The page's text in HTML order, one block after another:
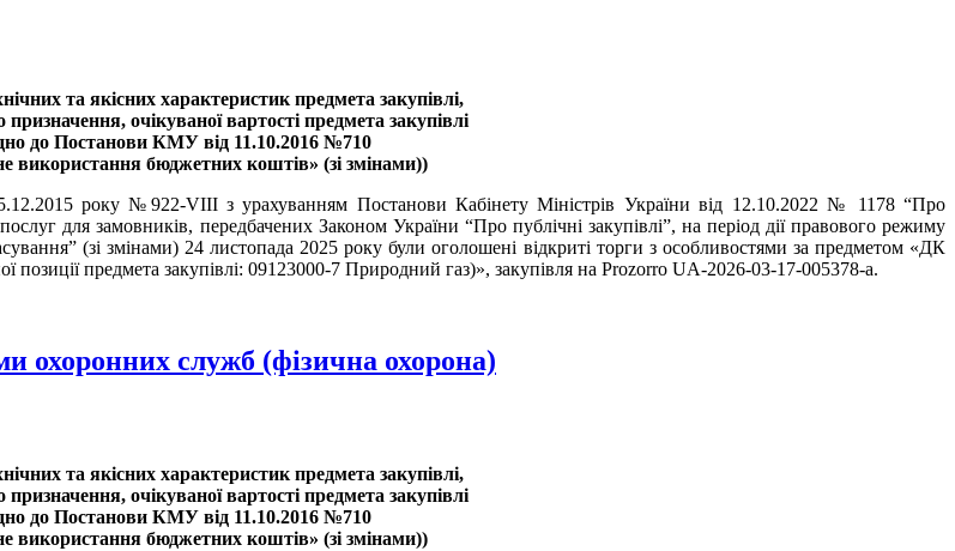
та якісних характеристик предмета закупівлі,
очікуваної вартості предмета закупівлі
до Постанови КМУ від 11.10.2016 №710
використання бюджетних коштів» (зі змінами))
року №922-VIII з урахуванням Постанови Кабінету Міністрів України від 12.10.2022 № 1178 “Про
для замовників, передбачених Законом України “Про публічні закупівлі”, на період дії правового режиму
(зі змінами) 24 листопада 2025 року були оголошені відкриті торги з особливостями за предметом «ДК
предмета закупівлі: 09123000-7 Природний газ)», закупівля на Prozorro UA-2026-03-17-005378-a.
охоронних служб (фізична охорона)
та якісних характеристик предмета закупівлі,
очікуваної вартості предмета закупівлі
до Постанови КМУ від 11.10.2016 №710
використання бюджетних коштів» (зі змінами))